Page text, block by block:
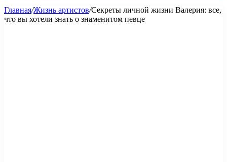
Главная/Жизнь артистов/Секреты личной жизни Валерия: все,
что вы хотели знать о знаменитом певце